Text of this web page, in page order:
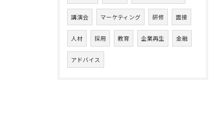
講演会 マーケティング 研修 面接
人材 採用 教育 企業再生 金融
アドバイス